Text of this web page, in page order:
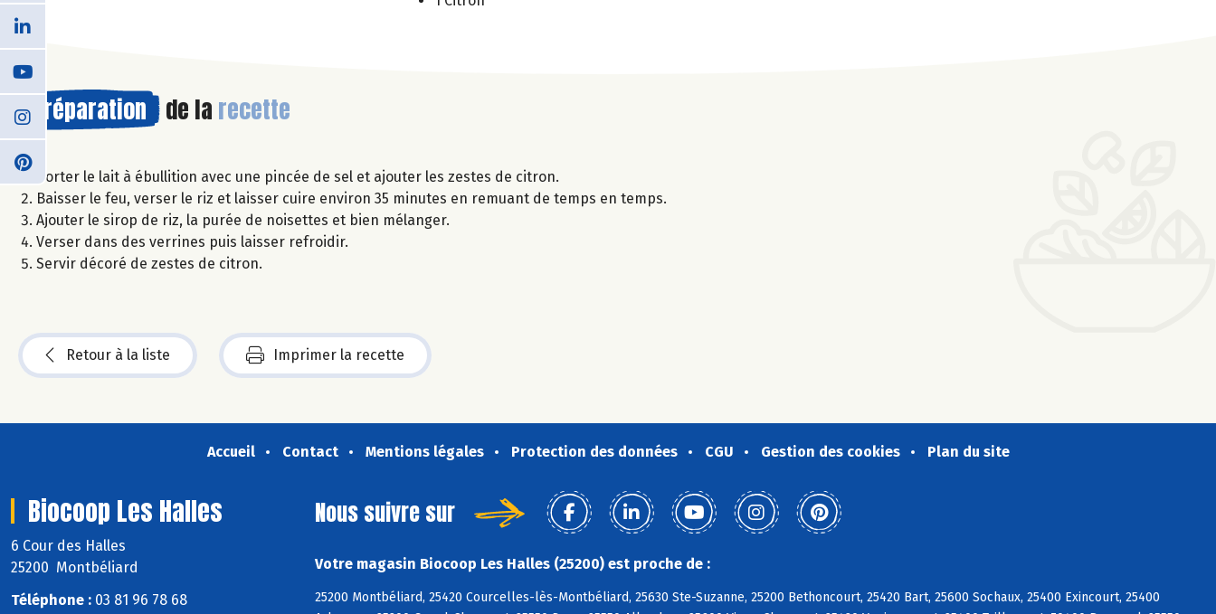
Préparation de la recette
Porter le lait à ébullition avec une pincée de sel et ajouter les zestes de citron.
Baisser le feu, verser le riz et laisser cuire environ 35 minutes en remuant de temps en temps.
Ajouter le sirop de riz, la purée de noisettes et bien mélanger.
Verser dans des verrines puis laisser refroidir.
Servir décoré de zestes de citron.
Retour à la liste Imprimer la recette
Accueil Contact Mentions légales Protection des données CGU Gestion des cookies Plan du site
Biocoop Les Halles
6 Cour des Halles
25200 Montbéliard
Téléphone : 03 81 96 78 68
Nous suivre sur
Votre magasin Biocoop Les Halles (25200) est proche de :
25200 Montbéliard, 25420 Courcelles-lès-Montbéliard, 25630 Ste-Suzanne, 25200 Bethoncourt, 25420 Bart, 25600 Sochaux, 25400 Exincourt, 25400